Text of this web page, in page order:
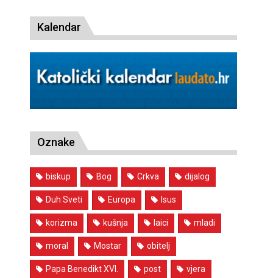
Kalendar
Oznake
biskup Bog Crkva dijalog
Duh Sveti Europa Isus
korizma kušnja laici mladi
moral Mostar obitelj
Papa Benedikt XVI. post vjera